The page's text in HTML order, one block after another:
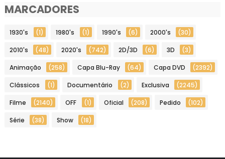
MARCADORES
1930's (1) 1980's (1) 1990's (6) 2000's (30)
2010's (48) 2020's (742) 2D/3D (6) 3D (3)
Animação (258) Capa Blu-Ray (64) Capa DVD (2392)
Clássicos (1) Documentário (2) Exclusiva (2245)
Filme (2140) OFF (1) Oficial (208) Pedido (102)
Série (38) Show (18)